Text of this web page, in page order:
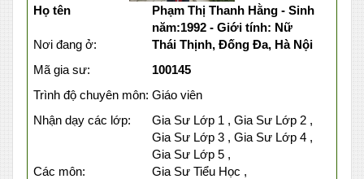
Họ tên
Phạm Thị Thanh Hằng - Sinh
năm:1992 - Giới tính: Nữ
Nơi đang ở:
Thái Thịnh, Đống Đa, Hà Nội
Mã gia sư:
100145
Trình độ chuyên môn: Giáo viên
Nhận dạy các lớp:
Gia Sư Lớp 1 , Gia Sư Lớp 2 ,
Gia Sư Lớp 3 , Gia Sư Lớp 4 ,
Gia Sư Lớp 5 ,
Các môn:
Gia Sư Tiểu Học ,